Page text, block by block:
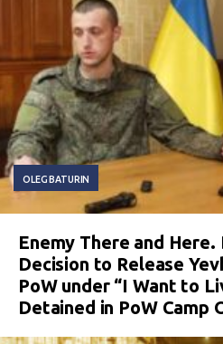
OLEG BATURIN
Enemy There and
Decision to Release
PoW under “I Want to
Detained in PoW Camp